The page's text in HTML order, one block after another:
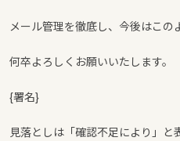
メール管理を徹底し、今後はこの
何卒よろしくお願いいたします。
{署名}
見落としは「確認不足により」と